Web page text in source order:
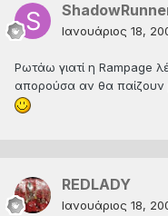
Ιανουάριος 18,
Ρωτάω γιατί η Rampage
απορούσα αν θα παίζουν
REDLADY
Ιανουάριος 18,